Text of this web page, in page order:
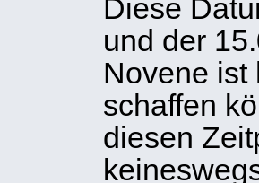
Diese
und der
Novene ist
schaffen
diesen